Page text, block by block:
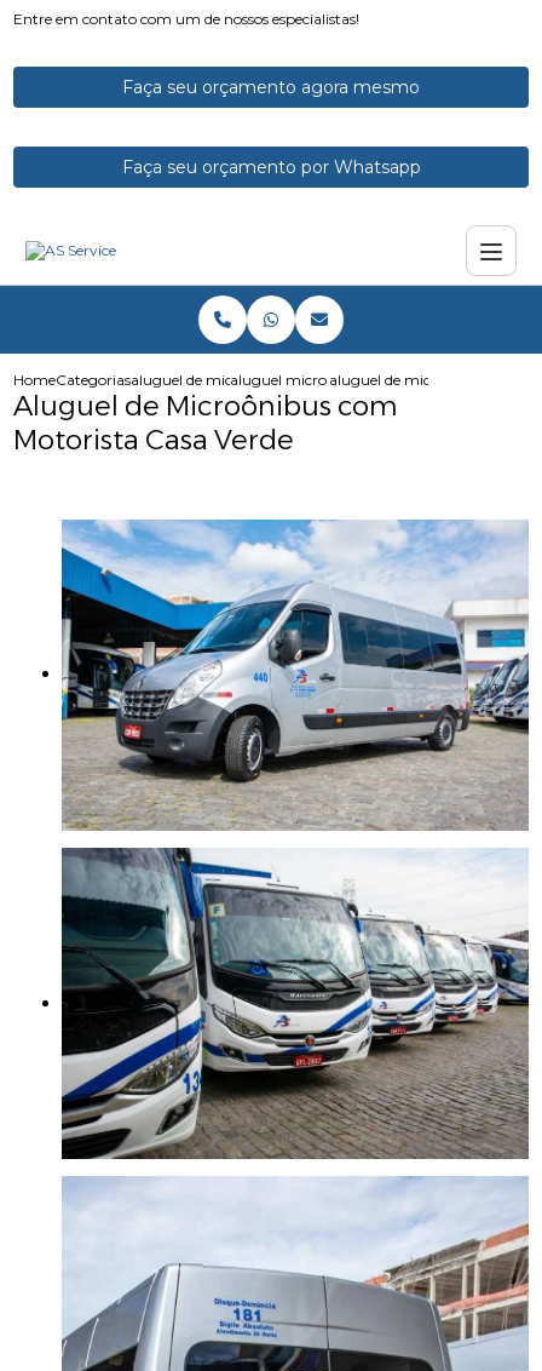
Entre em contato com um de nossos especialistas!
Faça seu orçamento agora mesmo
Faça seu orçamento por Whatsapp
HomeCategoriasaluguel de micro onibusaluguel micro onibus executivo
aluguel de microonibus com
Aluguel de Microônibus com
Motorista Casa Verde